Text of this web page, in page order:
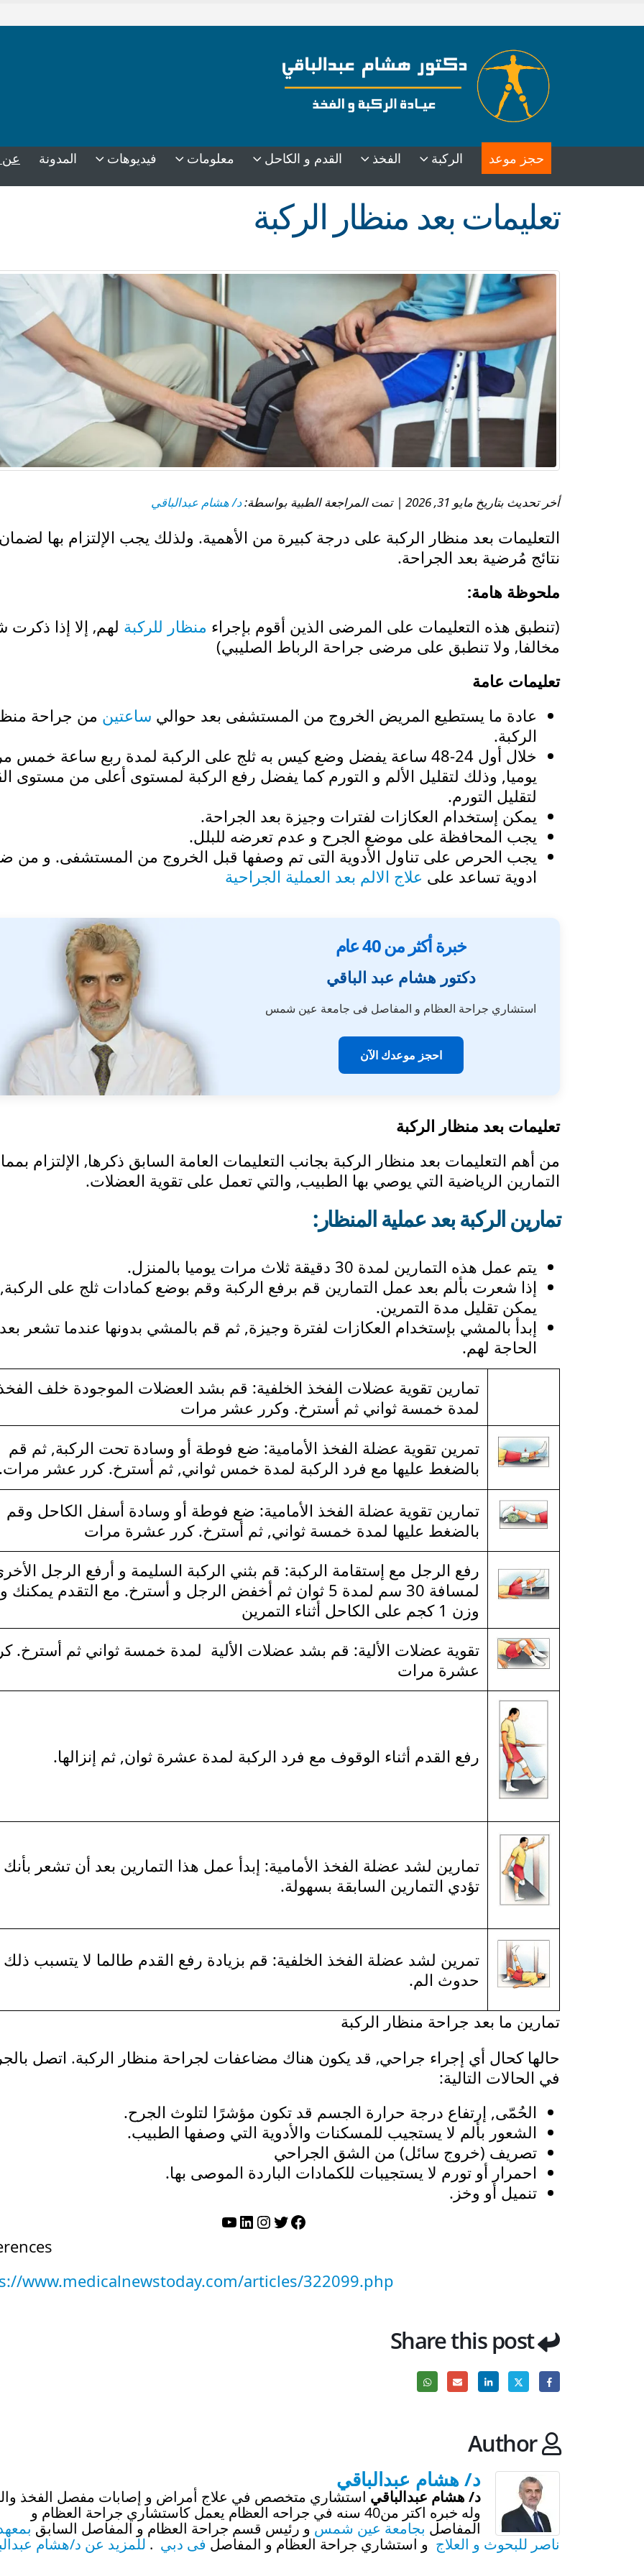
حجز موعد الركبة الفخذ القدم و الكاحل معلومات فيديوهات المدونة عن
تعليمات بعد منظار الركبة
أخر تحديث بتاريخ مايو 31, 2026 | تمت المراجعة الطبية بواسطة: د/ هشام عبدالباقي
التعليمات بعد منظار الركبة على درجة كبيرة من الأهمية. ولذلك يجب الإلتزام بها
نتائج مُرضية بعد الجراحة.
ملحوظة هامة:
(تنطبق هذه التعليمات على المرضى الذين أقوم بإجراء منظار للركبة لهم, إلا إذا ذكرت
مخالفا, ولا تنطبق على مرضى جراحة الرباط الصليبي)
تعليمات عامة
عادة ما يستطيع المريض الخروج من المستشفى بعد حوالي ساعتين من جراحة
الركبة.
خلال أول 24-48 ساعة يفضل وضع كيس به ثلج على الركبة لمدة ربع ساعة خمس
يوميا, وذلك لتقليل الألم و التورم كما يفضل رفع الركبة لمستوى أعلى من مستوى
لتقليل التورم.
يمكن إستخدام العكازات لفترات وجيزة بعد الجراحة.
يجب المحافظة على موضع الجرح و عدم تعرضه للبلل.
يجب الحرص على تناول الأدوية التى تم وصفها قبل الخروج من المستشفى. و من
ادوية تساعد على علاج الالم بعد العملية الجراحية
خبرة أكثر من 40 عام
دكتور هشام عبد الباقي
استشاري جراحة العظام و المفاصل فى جامعة عين شمس
احجز موعدك الآن
تعليمات بعد منظار الركبة
من أهم التعليمات بعد منظار الركبة بجانب التعليمات العامة السابق ذكرها, الإلتزام
التمارين الرياضية التي يوصي بها الطبيب, والتي تعمل على تقوية العضلات.
تمارين الركبة بعد عملية المنظار:
يتم عمل هذه التمارين لمدة 30 دقيقة ثلاث مرات يوميا بالمنزل.
إذا شعرت بألم بعد عمل التمارين قم برفع الركبة وقم بوضع كمادات ثلج على
يمكن تقليل مدة التمرين.
إبدأ بالمشي بإستخدام العكازات لفترة وجيزة, ثم قم بالمشي بدونها عندما تشعر
الحاجة لهم.
تمارين تقوية عضلات الفخذ الخلفية: قم بشد العضلات الموجودة خلف
لمدة خمسة ثواني ثم أسترخ. وكرر عشر مرات
تمرين تقوية عضلة الفخذ الأمامية: ضع فوطة أو وسادة تحت الركبة, ثم قم
بالضغط عليها مع فرد الركبة لمدة خمس ثواني, ثم أسترخ. كرر عشر
تمارين تقوية عضلة الفخذ الأمامية: ضع فوطة أو وسادة أسفل الكاحل وقم
بالضغط عليها لمدة خمسة ثواني, ثم أسترخ. كرر عشرة مرات
رفع الرجل مع إستقامة الركبة: قم بثني الركبة السليمة و أرفع الرجل
لمسافة 30 سم لمدة 5 ثوان ثم أخفض الرجل و أسترخ. مع التقدم
وزن 1 كجم على الكاحل أثناء التمرين
تقوية عضلات الألية: قم بشد عضلات الألية لمدة خمسة ثواني ثم أسترخ.
عشرة مرات
رفع القدم أثناء الوقوف مع فرد الركبة لمدة عشرة ثوان, ثم إنزالها.
تمارين لشد عضلة الفخذ الأمامية: إبدأ عمل هذا التمارين بعد أن تشعر بأنك
تؤدي التمارين السابقة بسهولة.
تمرين لشد عضلة الفخذ الخلفية: قم بزيادة رفع القدم طالما لا يتسبب
حدوث الم.
تمارين ما بعد جراحة منظار الركبة
حالها كحال أي إجراء جراحي, قد يكون هناك مضاعفات لجراحة منظار الركبة. اتصل
في الحالات التالية:
الحُمّى, إرتفاع درجة حرارة الجسم قد تكون مؤشرًا لتلوث الجرح.
الشعور بألم لا يستجيب للمسكنات والأدوية التي وصفها الطبيب.
تصريف (خروج سائل) من الشق الجراحي
احمرار أو تورم لا يستجيبات للكمادات الباردة الموصى بها.
تنميل أو وخز.
فيسبوك
تويترإنستجرام
لينكد إنيوتيوب
www.medicalnewstoday.com/articles/322099.php
Share this post
Author
د/ هشام عبدالباقي
د/ هشام عبدالباقي استشاري متخصص في علاج أمراض و إصابات مفصل الفخذ
وله خبره اكتر من40 سنه في جراحه العظام يعمل كاستشاري جراحة العظام و
المفاصل بجامعة عين شمس و رئيس قسم جراحة العظام و المفاصل السابق
ناصر للبحوث و العلاج و استشاري جراحة العظام و المفاصل فى دبي .للمزيد عن د/هشام